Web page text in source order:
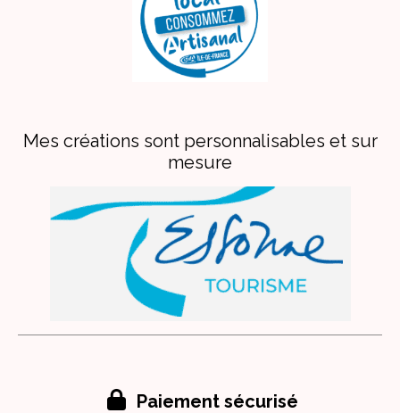
Mes créations sont personnalisables et sur
mesure
 Paiement sécurisé